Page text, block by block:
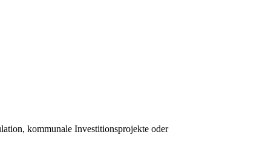
kommunale Investitionsprojekte oder